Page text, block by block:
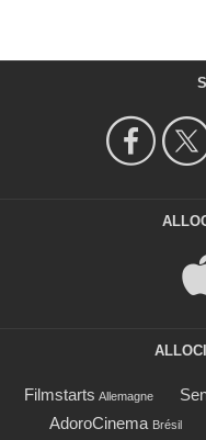
Filmstarts Allemagne
AdoroCinema Brésil